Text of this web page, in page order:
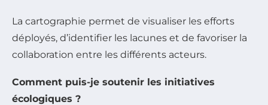
La cartographie permet de visualiser les efforts
déployés, d’identifier les lacunes et de favoriser la
collaboration entre les différents acteurs.
Comment puis-je soutenir les initiatives
écologiques ?